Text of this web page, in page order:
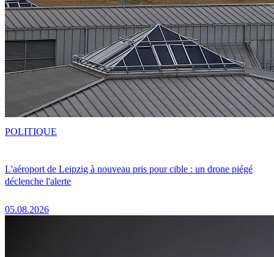
L'aéroport de Leipzig à nouveau pris pour cible : un drone piégé
déclenche l'alerte
05.08.2026
POLITIQUE